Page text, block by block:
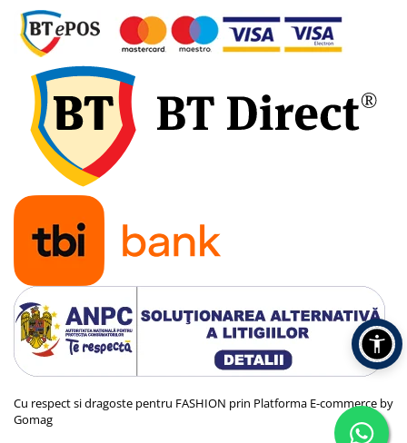
Cu respect si dragoste pentru FASHION prin Platforma E-commerce by
Gomag